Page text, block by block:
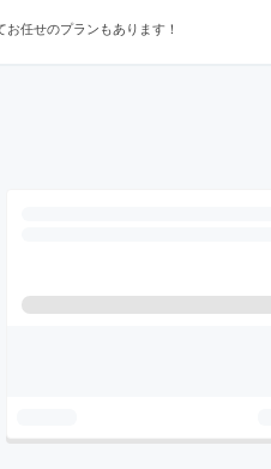
任せのプランもあります！